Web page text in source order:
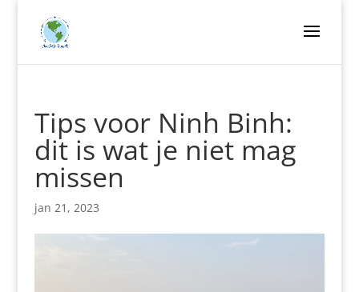
Tips voor Ninh Binh:
dit is wat je niet mag
missen
jan 21, 2023